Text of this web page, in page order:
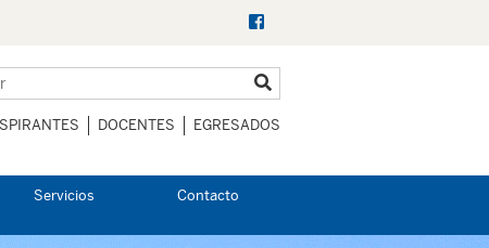
DOCENTES EGRESADOS
Servicios Contacto